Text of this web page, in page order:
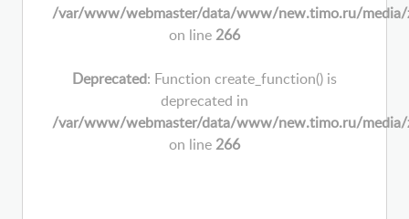
/var/www/webmaster/data/www/new.timo.ru/media/
on line 266
Deprecated: Function create_function() is
deprecated in
/var/www/webmaster/data/www/new.timo.ru/media/
on line 266